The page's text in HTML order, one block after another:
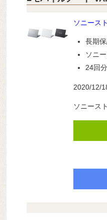
ソニース
長期
ソニ
24回
2020/12/
ソニース